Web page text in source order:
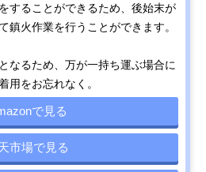
することができるため、後始末が
鎮火作業を行うことができます。
なるため、万が一持ち運ぶ場合に
用をお忘れなく。
で見る
市場で見る